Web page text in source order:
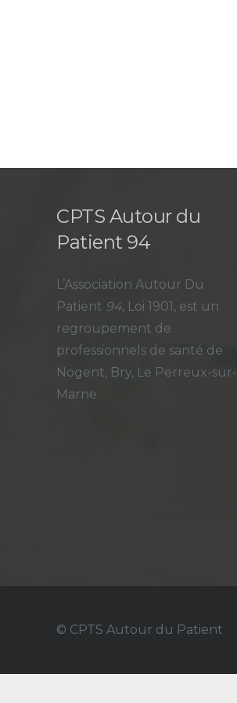
CPTS Autour du
Patient 94
L’Association Autour Du
Patient 94, Loi 1901, est un
regroupement de
professionnels de santé de
Nogent, Bry, Le Perreux-sur-
Marne.
© CPTS Autour du Patient